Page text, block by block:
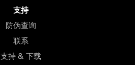
支持
防伪查询
联系
支持 & 下载